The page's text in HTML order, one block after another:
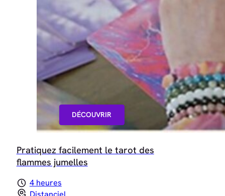
DÉCOUVRIR
Pratiquez facilement le tarot des
flammes jumelles
4 heures